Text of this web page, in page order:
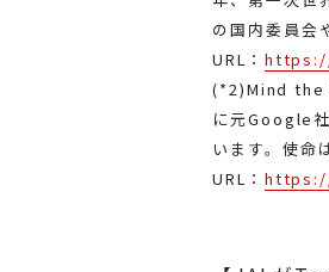
の国内委員会
URL：
(*2)Mind the
に元Google
います。使命
URL：